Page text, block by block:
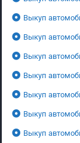
Выкуп
Выкуп
Выкуп
Выкуп
Выкуп
Выкуп
Выкуп